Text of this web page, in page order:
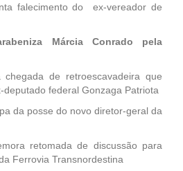
falecimento do ex-vereador de
Márcia Conrado pela
chegada de retroescavadeira que
federal Gonzaga Patriota
da posse do novo diretor-geral da
retomada de discussão para
Ferrovia Transnordestina